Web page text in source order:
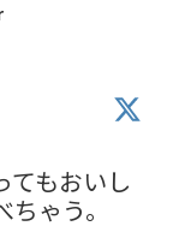
てもおいし
ゃう。